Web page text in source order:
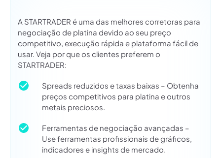
A STARTRADER é uma das melhores corretoras para
negociação de platina devido ao seu preço
competitivo, execução rápida e plataforma fácil de
usar. Veja por que os clientes preferem o
STARTRADER:
Spreads reduzidos e taxas baixas – Obtenha
preços competitivos para platina e outros
metais preciosos.
Ferramentas de negociação avançadas –
Use ferramentas profissionais de gráficos,
indicadores e insights de mercado.